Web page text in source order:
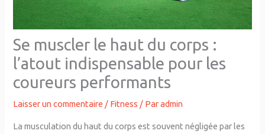
Se muscler le haut du corps :
l’atout indispensable pour les
coureurs performants
Laisser un commentaire / Fitness / Paradmin
La musculation du haut du corps est souvent négligée par les